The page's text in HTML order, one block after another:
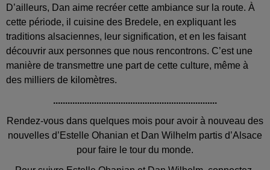
D’ailleurs, Dan aime recréer cette ambiance sur la route. À
cette période, il cuisine des Bredele, en expliquant les
traditions alsaciennes, leur signification, et en les faisant
découvrir aux personnes que nous rencontrons. C’est une
manière de transmettre une part de cette culture, même à
des milliers de kilomètres.
....................................................................
Rendez-vous dans quelques mois pour avoir à nouveau des
nouvelles d’Estelle Ohanian et Dan Wilhelm partis d’Alsace
pour faire le tour du monde.